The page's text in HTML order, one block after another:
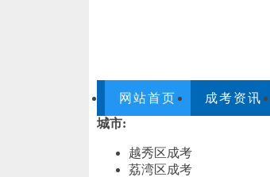
网站首页 成考资讯
城市:
越秀区成考
荔湾区成考